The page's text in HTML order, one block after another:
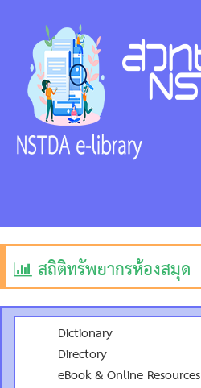
สถิติทรัพยากรห้องสมุด
Dictionary
Directory
eBook & Online Resources